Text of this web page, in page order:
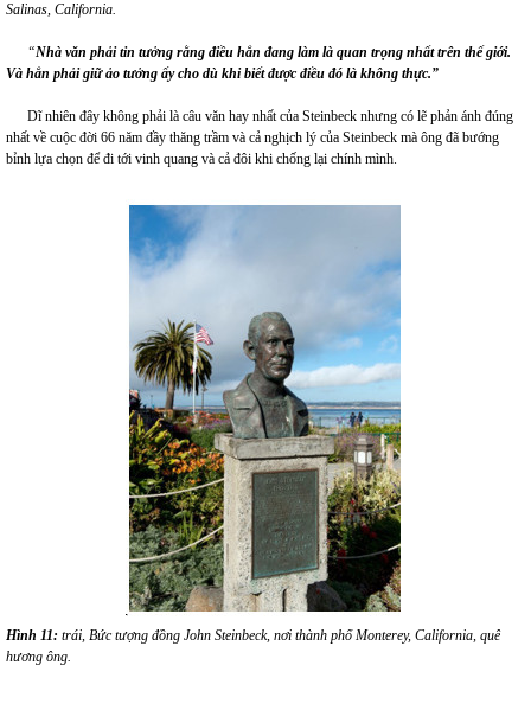
Salinas, California.
“Nhà văn phải tin tưởng rằng điều hắn đang làm là quan trọng nhất trên thế giới.
Và hắn phải giữ ảo tưởng ấy cho dù khi biết được điều đó là không thực.”
Dĩ nhiên đây không phải là câu văn hay nhất của Steinbeck nhưng có lẽ phản ánh đúng
nhất về cuộc đời 66 năm đầy thăng trầm và cả nghịch lý của Steinbeck mà ông đã bướng
bỉnh lựa chọn để đi tới vinh quang và cả đôi khi chống lại chính mình.
Hình 11: trái, Bức tượng đồng John Steinbeck, nơi thành phố Monterey, California, quê
hương ông.